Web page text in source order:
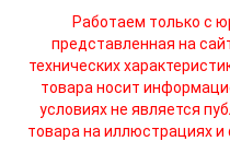
Работаем только с
представленная на
технических
товара носит
условиях не является
товара на иллюстрациях